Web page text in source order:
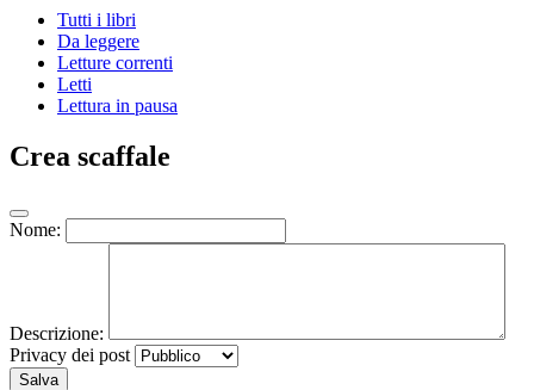
Tutti i libri
Da leggere
Letture correnti
Letti
Lettura in pausa
Crea scaffale
Nome:
Descrizione:
Privacy dei post
Salva